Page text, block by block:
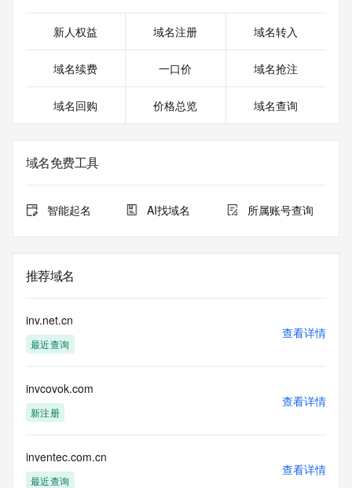
新人权益 域名注册 域名转入
域名续费 一口价 域名抢注
域名回购 价格总览 域名查询
域名免费工具
智能起名 AI找域名 所属账号查询
推荐域名
inv.net.cn
最近查询
查看详情
invcovok.com
新注册
查看详情
inventec.com.cn
最近查询
查看详情